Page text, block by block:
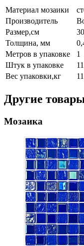
Материал мозаики
Производитель
Размер,см
Толщина, мм
Метров в упаковке
1
Штук в упаковке
11
Вес упаковки,кг
Другие
Мозаика